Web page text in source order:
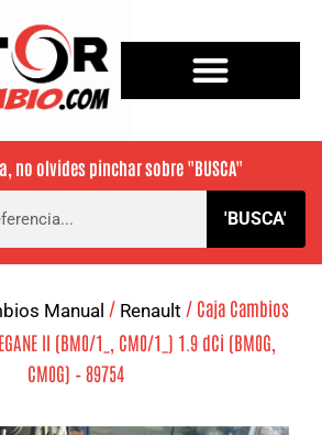
no olvides pinchar sobre "BUSCA"
'BUSCA'
Manual / Renault / Caja Cambios
II (BM0/1_, CM0/1_) 1.9 dCi (BM0G,
CM0G) – 89754